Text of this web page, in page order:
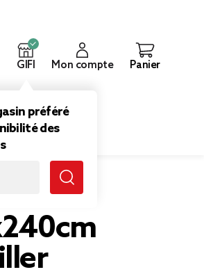
GIFI
préféré
des
Mon compte Panier